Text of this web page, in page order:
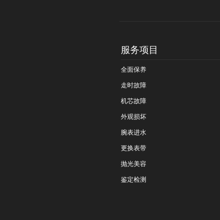
服务项目
全面保养
走时故障
机芯故障
外观损坏
腕表进水
更换表带
抛光美容
鉴定检测